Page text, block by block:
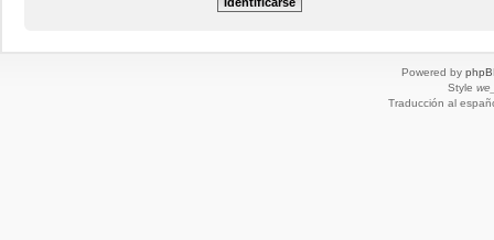
Powered by
Style
Traducción al